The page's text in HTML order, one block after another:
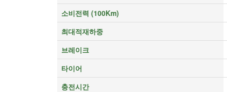
소비전력 (100Km)
최대적재하중
브레이크
타이어
충전시간